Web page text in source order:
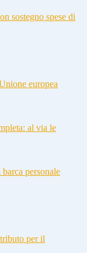
sostegno spese di
europea
al via le
personale
per il